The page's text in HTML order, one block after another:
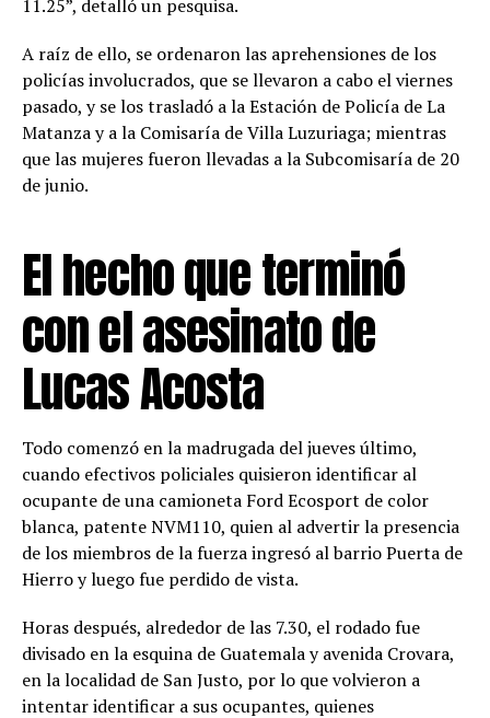
11.25”, detalló un pesquisa.
A raíz de ello, se ordenaron las aprehensiones de los
policías involucrados, que se llevaron a cabo el viernes
pasado, y se los trasladó a la Estación de Policía de La
Matanza y a la Comisaría de Villa Luzuriaga; mientras
que las mujeres fueron llevadas a la Subcomisaría de 20
de junio.
El hecho que terminó
con el asesinato de
Lucas Acosta
Todo comenzó en la madrugada del jueves último,
cuando efectivos policiales quisieron identificar al
ocupante de una camioneta Ford Ecosport de color
blanca, patente NVM110, quien al advertir la presencia
de los miembros de la fuerza ingresó al barrio Puerta de
Hierro y luego fue perdido de vista.
Horas después, alrededor de las 7.30, el rodado fue
divisado en la esquina de Guatemala y avenida Crovara,
en la localidad de San Justo, por lo que volvieron a
intentar identificar a sus ocupantes, quienes